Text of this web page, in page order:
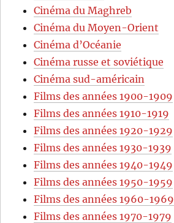
Cinéma du Maghreb
Cinéma du Moyen-Orient
Cinéma d’Océanie
Cinéma russe et soviétique
Cinéma sud-américain
Films des années 1900-1909
Films des années 1910-1919
Films des années 1920-1929
Films des années 1930-1939
Films des années 1940-1949
Films des années 1950-1959
Films des années 1960-1969
Films des années 1970-1979